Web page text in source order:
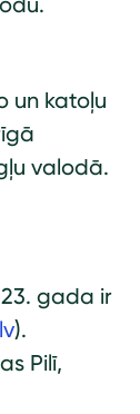
un katoļu
valodā.
gada ir
).
Pilī,